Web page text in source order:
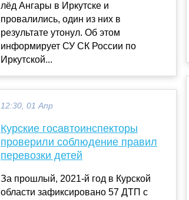
лёд Ангары в Иркутске и
провалились, один из них в
результате утонул. Об этом
информирует СУ СК России по
Иркутской...
12:30, 01 Апр
Курские госавтоинспекторы
проверили соблюдение правил
перевозки детей
За прошлый, 2021-й год в Курской
области зафиксировано 57 ДТП с